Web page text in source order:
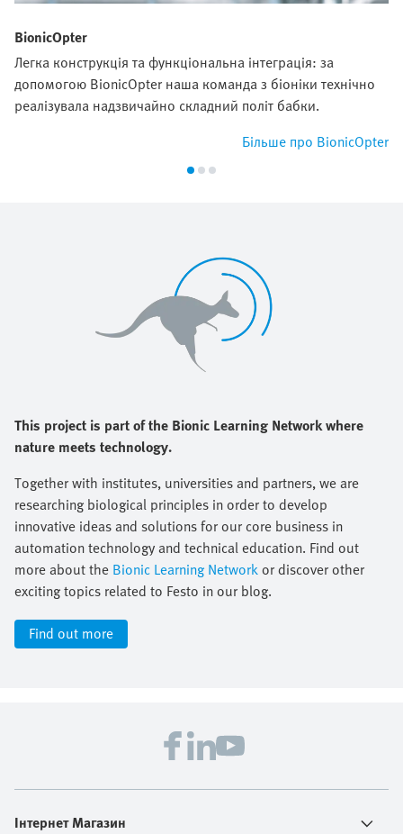
BionicOpter
Легка конструкція та функціональна інтеграція: за
допомогою BionicOpter наша команда з біоніки технічно
реалізувала надзвичайно складний політ бабки.
Більше про BionicOpter
This project is part of the Bionic Learning Network where
nature meets technology.
Together with institutes, universities and partners, we are
researching biological principles in order to develop
innovative ideas and solutions for our core business in
automation technology and technical education. Find out
more about the Bionic Learning Networkor discover other
exciting topics related to Festo in our blog.
Find out more
Інтернет Магазин